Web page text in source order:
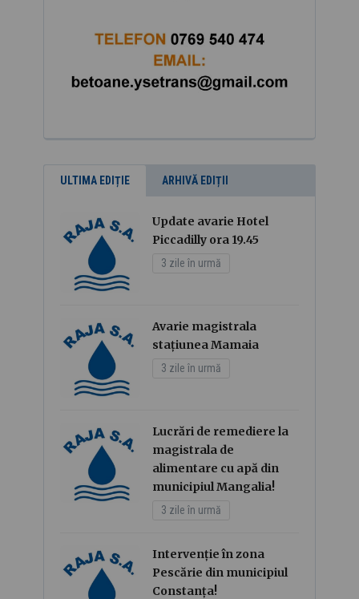
ULTIMA EDIȚIE ARHIVĂ EDIȚII
Update avarie Hotel
Piccadilly ora 19.45
3 zile în urmă
Avarie magistrala
stațiunea Mamaia
3 zile în urmă
Lucrări de remediere la
magistrala de
alimentare cu apă din
municipiul Mangalia!
3 zile în urmă
Intervenție în zona
Pescărie din municipiul
Constanța!